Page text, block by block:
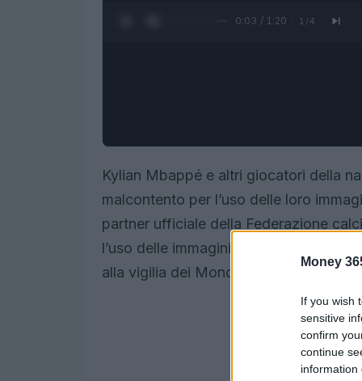
Money
If you wish
sensitive
confirm
continue
information
0:05 / 1:20 1 /4
Kylian Mbappé e altri giocatori della
malcontento per l’uso delle loro
partner ufficiale della Federazione
l’uso delle immagini dei giocatori in
alla vigilia dei Mondiali.